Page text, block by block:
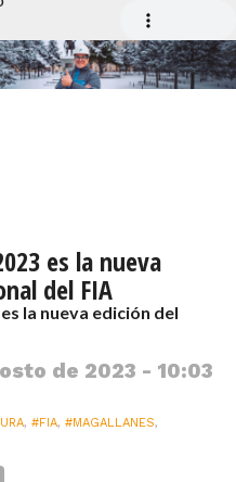
es la nueva
del FIA
la nueva edición del
de 2023 - 10:03
, #FIA, #MAGALLANES,